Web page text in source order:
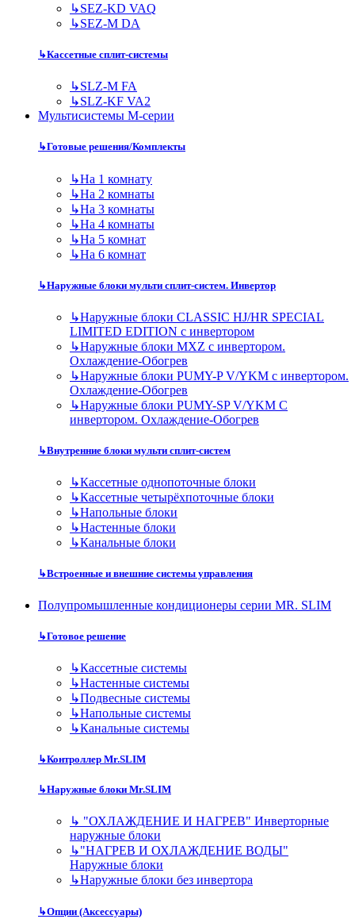
↳SEZ-KD VAQ
↳SEZ-M DA
↳Кассетные сплит-системы
↳SLZ-M FA
↳SLZ-KF VA2
Мультисистемы M-серии
↳Готовые решения/Комплекты
↳На 1 комнату
↳На 2 комнаты
↳На 3 комнаты
↳На 4 комнаты
↳На 5 комнат
↳На 6 комнат
↳Наружные блоки мульти сплит-систем. Инвертор
↳Наружные блоки CLASSIC HJ/HR SPECIAL
LIMITED EDITION с инвертором
↳Наружные блоки MXZ с инвертором.
Охлаждение-Обогрев
↳Наружные блоки PUMY-P V/YKM с инвертором.
Охлаждение-Обогрев
↳Наружные блоки PUMY-SP V/YKM С
инвертором. Охлаждение-Обогрев
↳Внутренние блоки мульти сплит-систем
↳Кассетные однопоточные блоки
↳Кассетные четырёхпоточные блоки
↳Напольные блоки
↳Настенные блоки
↳Канальные блоки
↳Встроенные и внешние системы управления
Полупромышленные кондиционеры серии MR. SLIM
↳Готовое решение
↳Кассетные системы
↳Настенные системы
↳Подвесные системы
↳Напольные системы
↳Канальные системы
↳Контроллер Mr.SLIM
↳Наружные блоки Mr.SLIM
↳ "ОХЛАЖДЕНИЕ И НАГРЕВ" Инверторные
наружные блоки
↳"НАГРЕВ И ОХЛАЖДЕНИЕ ВОДЫ"
Наружные блоки
↳Наружные блоки без инвертора
↳Опции (Аксессуары)